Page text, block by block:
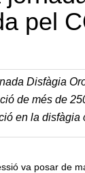
pel
Disfàgia
de més de
en la disfàgia
va posar de